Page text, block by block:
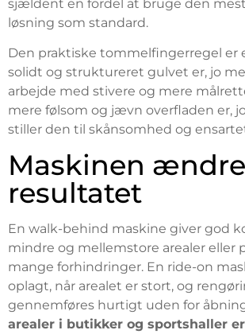
sjældent en fordel at bruge den
løsning som standard.
Den praktiske tommelfingerregel er
solidt og struktureret gulvet er, jo
arbejde med stivere og mere
mere følsom og jævn overfladen er,
stiller den til skånsomhed og
Maskinen
resultatet
En walk-behind maskine giver god
mindre og mellemstore arealer eller
mange forhindringer. En ride-on
oplagt, når arealet er stort, og
gennemføres hurtigt uden for
arealer i butikker og sportshaller